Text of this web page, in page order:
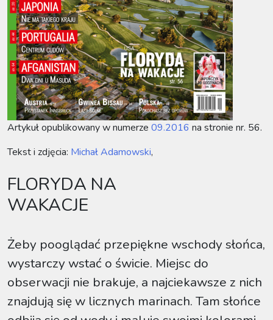
Artykuł opublikowany w numerze 09.2016 na stronie nr. 56.
Tekst i zdjęcia: Michał Adamowski,
FLORYDA NA
WAKACJE
Żeby pooglądać przepiękne wschody słońca,
wystarczy wstać o świcie. Miejsc do
obserwacji nie brakuje, a najciekawsze z nich
znajdują się w licznych marinach. Tam słońce